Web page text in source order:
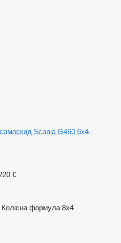
самоскид Scania G460 6x4
€
Колісна формула 8x4